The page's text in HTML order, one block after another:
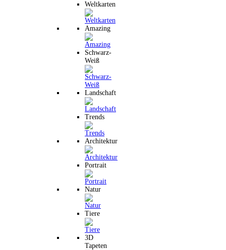
Weltkarten
Amazing
Schwarz-
Weiß
Landschaft
Trends
Architektur
Portrait
Natur
Tiere
3D
Tapeten